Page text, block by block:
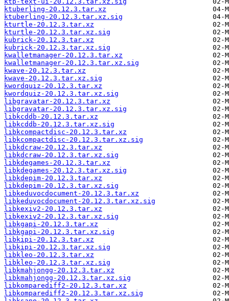
ktuberling-20.12.3.tar.xz
ktuberling-20.12.3.tar.xz.sig
kturtle-20.12.3.tar.xz
kturtle-20.12.3.tar.xz.sig
kubrick-20.12.3.tar.xz
kubrick-20.12.3.tar.xz.sig
kwalletmanager-20.12.3.tar.xz
kwalletmanager-20.12.3.tar.xz.sig
kwave-20.12.3.tar.xz
kwave-20.12.3.tar.xz.sig
kwordquiz-20.12.3.tar.xz
kwordquiz-20.12.3.tar.xz.sig
libgravatar-20.12.3.tar.xz
libgravatar-20.12.3.tar.xz.sig
libkcddb-20.12.3.tar.xz
libkcddb-20.12.3.tar.xz.sig
libkcompactdisc-20.12.3.tar.xz
libkcompactdisc-20.12.3.tar.xz.sig
libkdcraw-20.12.3.tar.xz
libkdcraw-20.12.3.tar.xz.sig
libkdegames-20.12.3.tar.xz
libkdegames-20.12.3.tar.xz.sig
libkdepim-20.12.3.tar.xz
libkdepim-20.12.3.tar.xz.sig
libkeduvocdocument-20.12.3.tar.xz
libkeduvocdocument-20.12.3.tar.xz.sig
libkexiv2-20.12.3.tar.xz
libkexiv2-20.12.3.tar.xz.sig
libkgapi-20.12.3.tar.xz
libkgapi-20.12.3.tar.xz.sig
libkipi-20.12.3.tar.xz
libkipi-20.12.3.tar.xz.sig
libkleo-20.12.3.tar.xz
libkleo-20.12.3.tar.xz.sig
libkmahjongg-20.12.3.tar.xz
libkmahjongg-20.12.3.tar.xz.sig
libkomparediff2-20.12.3.tar.xz
libkomparediff2-20.12.3.tar.xz.sig